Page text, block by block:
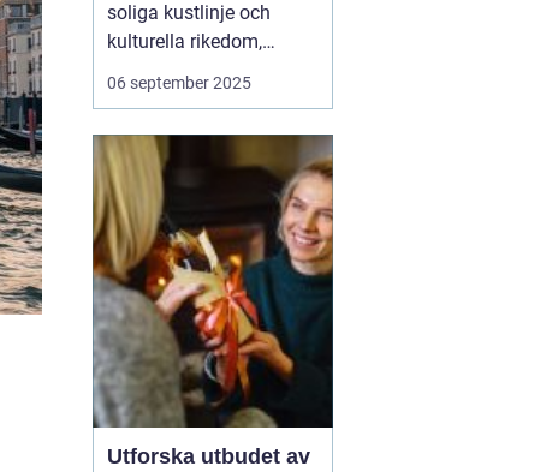
soliga kustlinje och
kulturella rikedom,
erbjuder också
fantastiska möjligheter
brusande Atlanten till det
lugnare Medelhavet,
Spanien lockar surfare
från hela vär...
06 september 2025
Utforska utbudet av